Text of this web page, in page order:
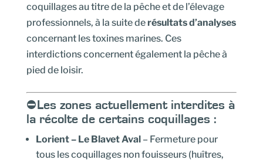
coquillages au titre de la pêche et de l’élevage
professionnels, à la suite derésultats d’analyses
concernant les toxines marines. Ces
interdictions concernent également la pêche à
pied de loisir.
⛔Les zones actuellement interdites à
la récolte de certains coquillages :
Lorient – Le Blavet Aval – Fermeture pour
tous les coquillages non fouisseurs (huîtres,